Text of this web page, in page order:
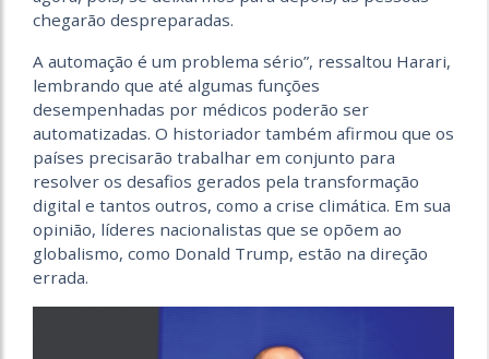
chegarão despreparadas.
A automação é um problema sério”, ressaltou Harari,
lembrando que até algumas funções
desempenhadas por médicos poderão ser
automatizadas. O historiador também afirmou que os
países precisarão trabalhar em conjunto para
resolver os desafios gerados pela transformação
digital e tantos outros, como a crise climática. Em sua
opinião, líderes nacionalistas que se opõem ao
globalismo, como Donald Trump, estão na direção
errada.